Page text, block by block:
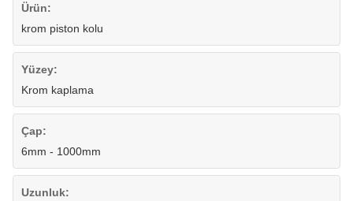
Ürün:
krom piston kolu
Yüzey:
Krom kaplama
Çap:
6mm - 1000mm
Uzunluk: